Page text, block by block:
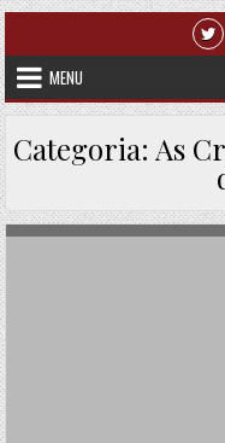
Skip to content
MENU
Categoria: As